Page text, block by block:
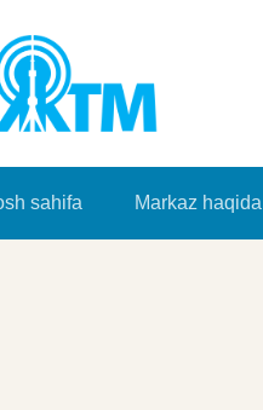
(+998 71) 202 35 49
info@crrt.uz
sahifa Markaz haqida